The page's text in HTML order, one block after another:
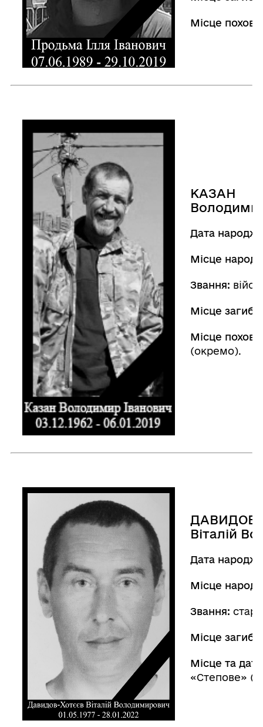
Місце
КАЗАН
Дата
Місце
Звання:
Місце
Місце
(окремо).
ДАВИДОВ-
Віталій
Дата
Місце
Звання:
Місце
Місце та
«Степове»